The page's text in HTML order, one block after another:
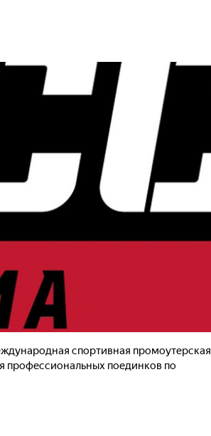
спортивная промоутерская
профессиональных поединков по